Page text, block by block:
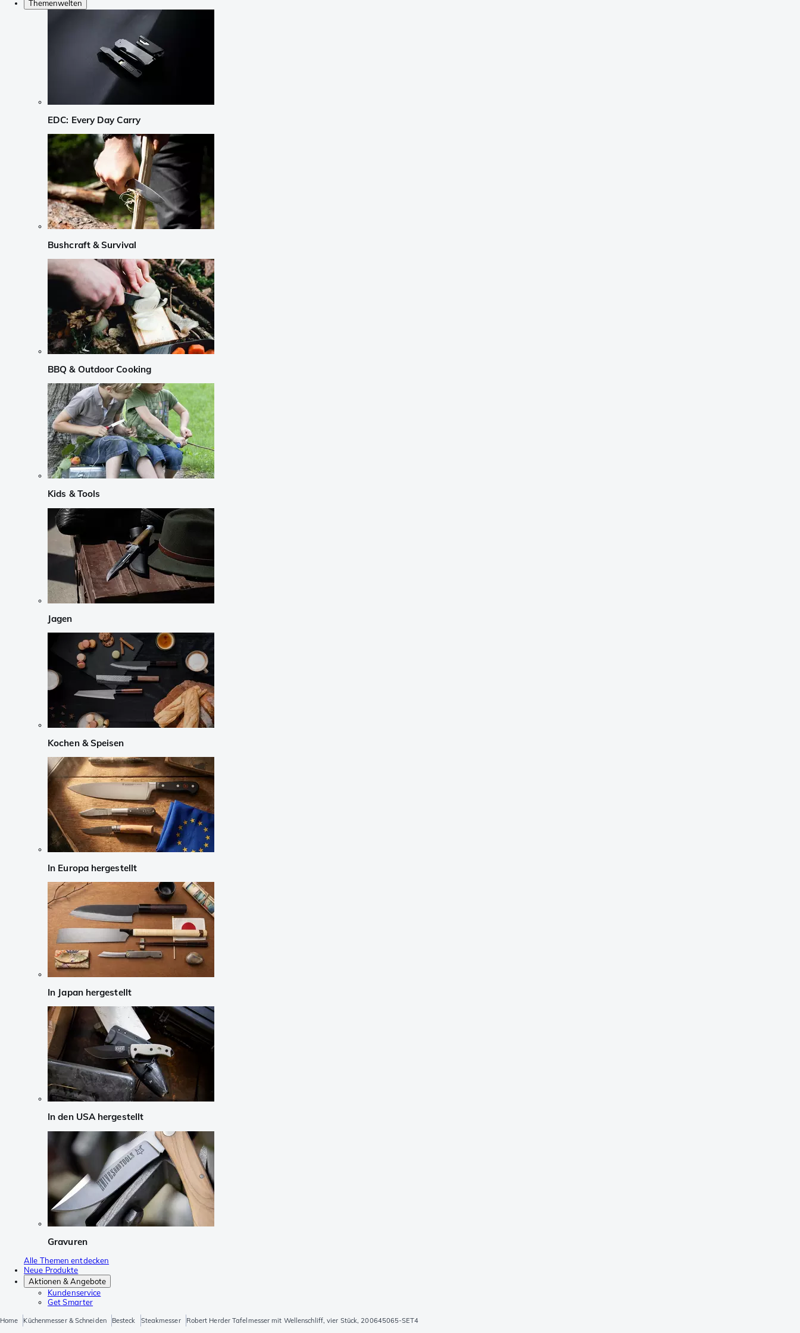
Themenwelten
EDC: Every Day Carry
Bushcraft & Survival
BBQ & Outdoor Cooking
Kids & Tools
Jagen
Kochen & Speisen
In Europa hergestellt
In Japan hergestellt
In den USA hergestellt
Gravuren
Alle Themen entdecken
Neue Produkte
Aktionen & Angebote
Kundenservice
Get Smarter
Home Küchenmesser & Schneiden Besteck Steakmesser Robert Herder Tafelmesser mit Wellenschliff, vier Stück, 200645065-SET4